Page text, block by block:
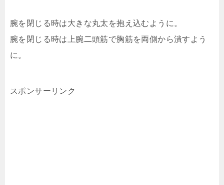
腕を閉じる時は大きな丸太を抱え込むように。
腕を閉じる時は上腕二頭筋で胸筋を両側から潰すよう
に。
スポンサーリンク